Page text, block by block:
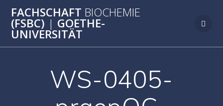
Inhalt
FACHSCHAFT BIOCHEMIE
(FSBC) | GOETHE-
UNIVERSITÄT
WS-0405-